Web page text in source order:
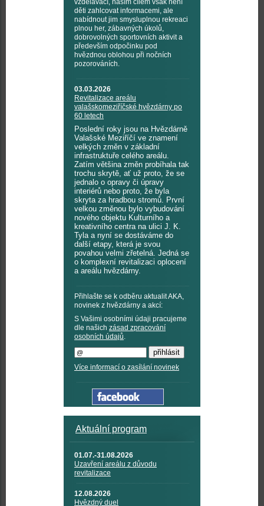
děti zahlcovat informacemi, ale
nabídnout jim smysluplnou rekreaci
plnou her, zábavných úkolů,
dobrovolných sportovních aktivit a
především odpočinku pod
hvězdnou oblohou při nočních
pozorováních.
03.03.2026
Revitalizace areálu
valašskomeziříčské hvězdárny po
60 letech
Poslední roky jsou na Hvězdárně
Valašské Meziříčí ve znamení
velkých změn v základní
infrastruktuře celého areálu.
Zatím většina změn probíhala tak
trochu skrytě, ať už proto, že se
jednalo o opravy či úpravy
interiérů nebo proto, že byla
skryta za hradbou stromů. První
velkou změnou bylo vybudování
nového objektu Kulturního a
kreativního centra na ulici J. K.
Tyla a nyní se dostáváme do
další etapy, která je svou
povahou velmi zřetelná. Jedná se
o komplexní revitalizaci oplocení
a areálu hvězdárny.
Přihlašte se k odběru aktualit AKA,
novinek z hvězdárny a akcí:
S Vašimi osobními údaji pracujeme
dle našich zásad zpracování
osobních údajů
Více informací o zasílání novinek
Aktuální program
01.07.-31.08.2026
Uzavření areálu z důvodu
revitalizace
12.08.2026
Hvězdný duel